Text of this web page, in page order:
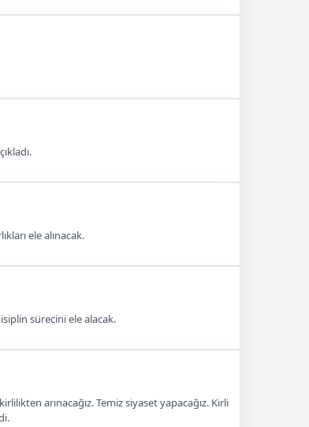
ele alınacak.
sürecini ele alacak.
arınacağız. Temiz siyaset yapacağız. Kirli